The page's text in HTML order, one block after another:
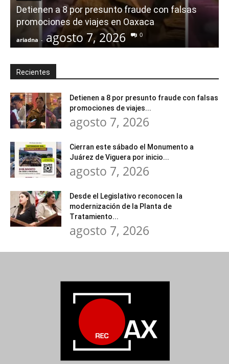
Detienen a 8 por presunto fraude con falsas
promociones de viajes en Oaxaca
ariadna - agosto 7, 2026 0
Recientes
Detienen a 8 por presunto fraude con falsas
promociones de viajes...
agosto 7, 2026
Cierran este sábado el Monumento a
Juárez de Viguera por inicio...
agosto 7, 2026
Desde el Legislativo reconocen la
modernización de la Planta de
Tratamiento...
agosto 7, 2026